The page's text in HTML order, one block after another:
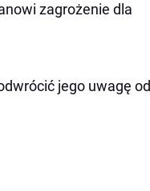
zagrożenie dla
jego uwagę od